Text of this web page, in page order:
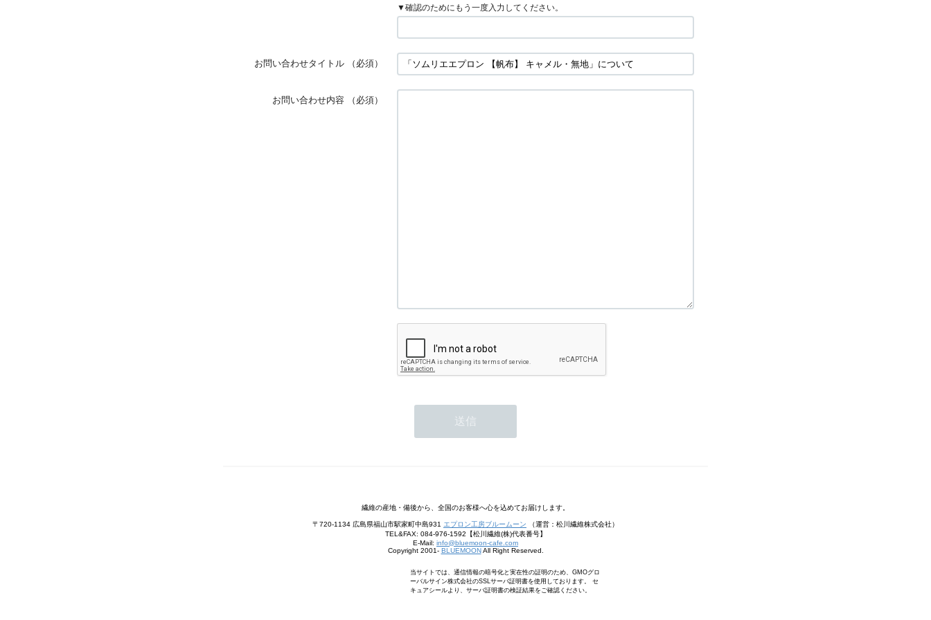
▼確認のためにもう一度入力してください。
お問い合わせタイトル （必須）
お問い合わせ内容 （必須）
繊維の産地・備後から、全国のお客様へ心を込めてお届けします。
〒720-1134 広島県福山市駅家町中島931 エプロン工房ブルームーン （運営：松川繊維株式会社）
TEL&FAX: 084-976-1592【松川繊維(株)代表番号】
E-Mail: info@bluemoon-cafe.com
Copyright 2001- BLUEMOONAll Right Reserved.
当サイトでは、通信情報の暗号化と実在性の証明のため、GMOグロ
ーバルサイン株式会社のSSLサーバ証明書を使用しております。 セ
キュアシールより、サーバ証明書の検証結果をご確認ください。